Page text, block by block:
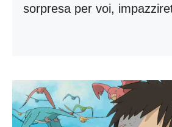
sorpresa per voi,